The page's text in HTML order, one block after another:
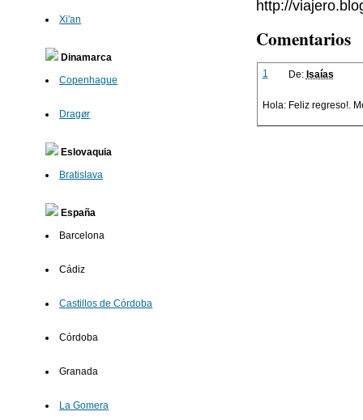
Xi'an
Dinamarca
Copenhague
Dragør
Eslovaquia
Bratislava
España
Barcelona
Cádiz
Castillos de Córdoba
Córdoba
Granada
La Gomera
http://
Comentarios
1 De: Isaías
Hola: Feliz regreso!.